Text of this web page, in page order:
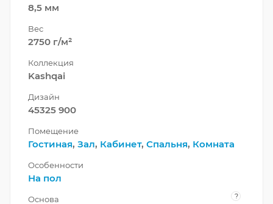
8,5 мм
Вес
2750 г/м²
Коллекция
Kashqai
Дизайн
45325 900
Помещение
Гостиная, Зал, Кабинет, Спальня, Комната
Особенности
На пол
Основа ?